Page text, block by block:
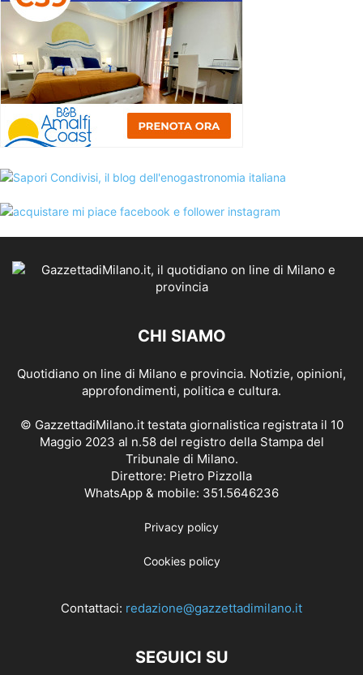
CHI SIAMO
Quotidiano on line di Milano e provincia. Notizie, opinioni,
approfondimenti, politica e cultura.
© GazzettadiMilano.it testata giornalistica registrata il 10
Maggio 2023 al n.58 del registro della Stampa del
Tribunale di Milano.
Direttore: Pietro Pizzolla
WhatsApp & mobile: 351.5646236
Privacy policy
Cookies policy
Contattaci: redazione@gazzettadimilano.it
SEGUICI SU